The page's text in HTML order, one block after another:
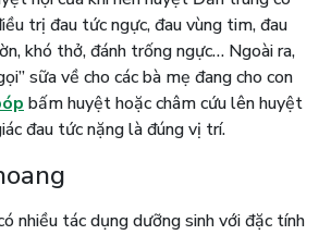
trị đau tức ngực, đau vùng tim, đau
khó thở, đánh trống ngực… Ngoài ra,
sữa về cho các bà mẹ đang cho con
bấm huyệt hoặc châm cứu lên huyệt
đau tức nặng là đúng vị trí.
nhiều tác dụng dưỡng sinh với đặc tính